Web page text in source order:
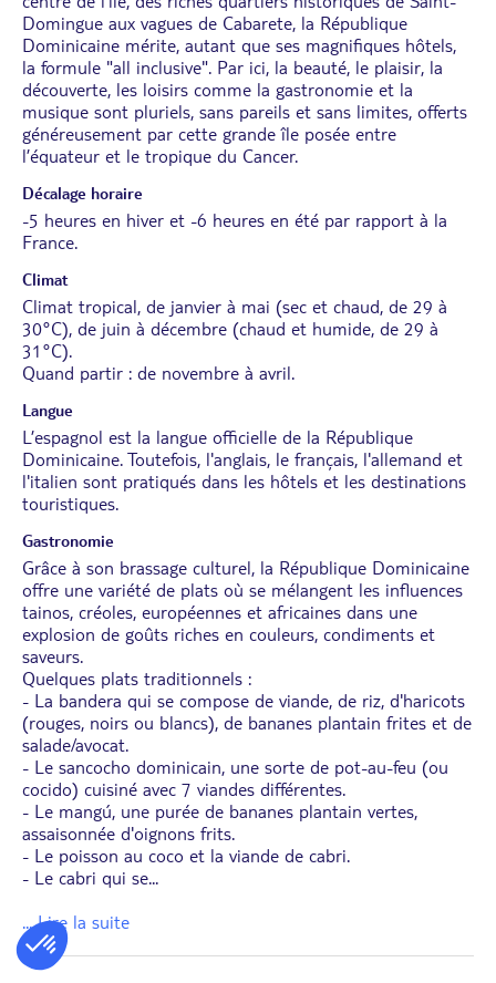
Domingue aux vagues de Cabarete, la République
Dominicaine mérite, autant que ses magnifiques hôtels,
la formule "all inclusive". Par ici, la beauté, le plaisir, la
découverte, les loisirs comme la gastronomie et la
musique sont pluriels, sans pareils et sans limites, offerts
généreusement par cette grande île posée entre
l’équateur et le tropique du Cancer.
Décalage horaire
-5 heures en hiver et -6 heures en été par rapport à la
France.
Climat
Climat tropical, de janvier à mai (sec et chaud, de 29 à
30°C), de juin à décembre (chaud et humide, de 29 à
31°C).
Quand partir : de novembre à avril.
Langue
L’espagnol est la langue officielle de la République
Dominicaine. Toutefois, l'anglais, le français, l'allemand et
l'italien sont pratiqués dans les hôtels et les destinations
touristiques.
Gastronomie
Grâce à son brassage culturel, la République Dominicaine
offre une variété de plats où se mélangent les influences
tainos, créoles, européennes et africaines dans une
explosion de goûts riches en couleurs, condiments et
saveurs.
Quelques plats traditionnels :
- La bandera qui se compose de viande, de riz, d'haricots
(rouges, noirs ou blancs), de bananes plantain frites et de
salade/avocat.
- Le sancocho dominicain, une sorte de pot-au-feu (ou
cocido) cuisiné avec 7 viandes différentes.
- Le mangú, une purée de bananes plantain vertes,
assaisonnée d'oignons frits.
- Le poisson au coco et la viande de cabri.
- Le cabri qui se...
... Lire la suite